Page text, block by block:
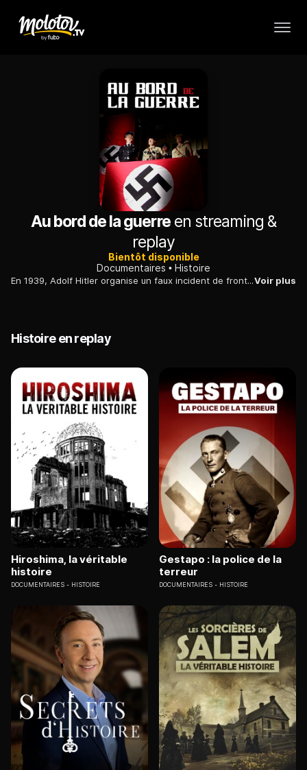
Au bord de la guerreen streaming &
replay
Bientôt disponible
Documentaires
Histoire
En 1939, Adolf Hitler organise un faux incident de frontière avec la Pologne, ce qui lui donne un prétexte pour déclarer la guerre à ce pays.Voir plus
Histoire en replay
Hiroshima, la véritable
histoire
DOCUMENTAIRES HISTOIRE
Gestapo : la police de la
terreur
DOCUMENTAIRES HISTOIRE